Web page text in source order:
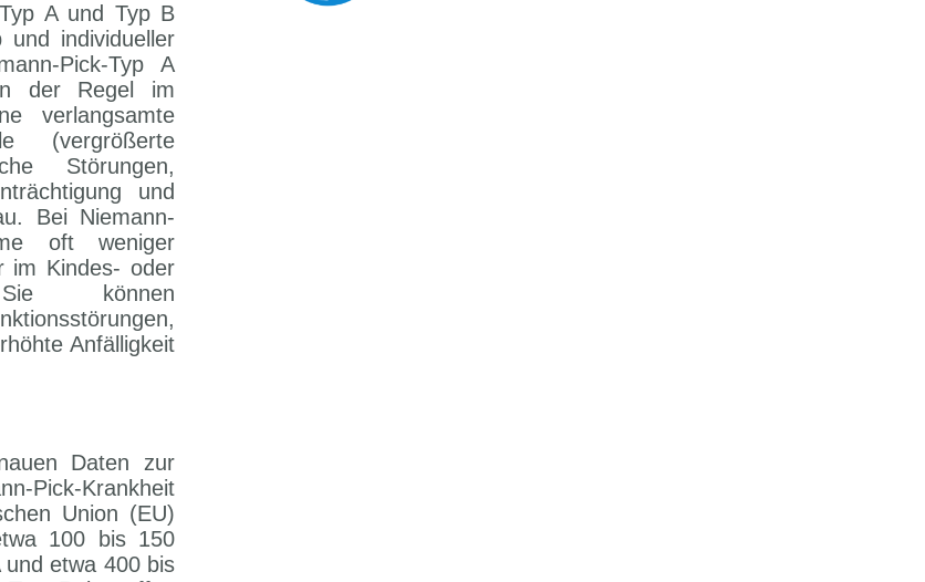
A und Typ B
und individueller
Pick-Typ A
der Regel im
verlangsamte
(vergrößerte
Störungen,
und
Bei Niemann-
oft weniger
im Kindes- oder
können
Anfälligkeit
Daten zur
Pick-Krankheit
Union (EU)
100 bis 150
und etwa 400 bis